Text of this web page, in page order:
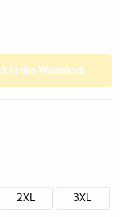
2XL 3XL
Stück in den Warenkorb